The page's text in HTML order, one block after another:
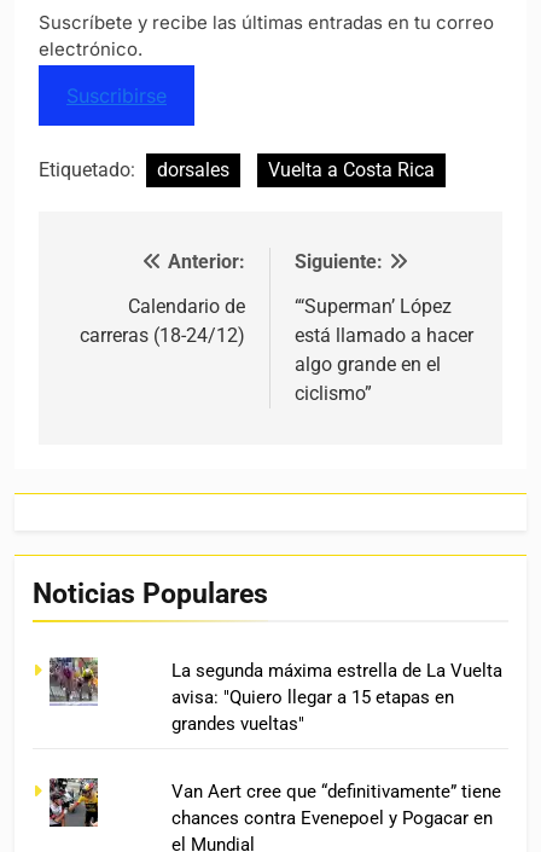
Suscríbete y recibe las últimas entradas en tu correo
electrónico.
Suscribirse
Etiquetado: dorsales Vuelta a Costa Rica
Navegación de entradas
Anterior:
Calendario de
carreras (18-24/12)
Siguiente:
“‘Superman’ López
está llamado a hacer
algo grande en el
ciclismo”
Noticias Populares
La segunda máxima estrella de La Vuelta
avisa: "Quiero llegar a 15 etapas en
grandes vueltas"
Van Aert cree que “definitivamente” tiene
chances contra Evenepoel y Pogacar en
el Mundial